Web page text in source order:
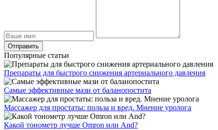
Популярные статьи
Препараты для быстрого снижения артериального давления
Самые эффективные мази от баланопостита
Массажер для простаты: польза и вред. Мнение уролога
Какой тонометр лучше Omron или And?